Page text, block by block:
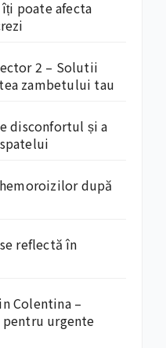
poate afecta
2 – Solutii
zambetului tau
disconfortul și a
după
reflectă în
Colentina –
urgente